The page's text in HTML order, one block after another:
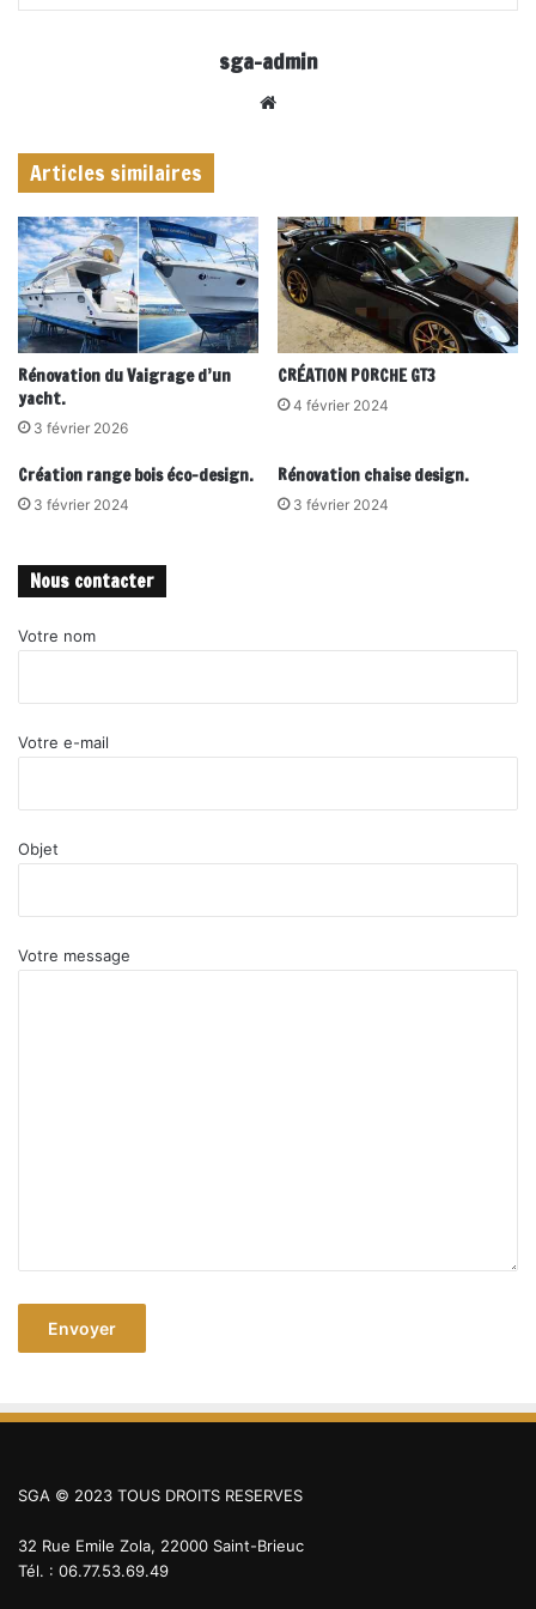
sga-admin
Articles similaires
Rénovation du Vaigrage d’un
yacht.
3 février 2026
CRÉATION PORCHE GT3
4 février 2024
Création range bois éco-design.
3 février 2024
Rénovation chaise design.
3 février 2024
Nous contacter
Votre nom
Votre e-mail
Objet
Votre message
SGA © 2023 TOUS DROITS RESERVES
32 Rue Emile Zola, 22000 Saint-Brieuc
Tél. : 06.77.53.69.49